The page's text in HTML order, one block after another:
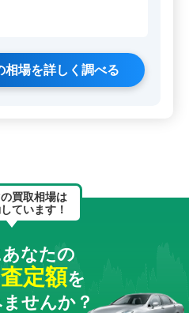
相場を詳しく調べる
買取相場は
ています！
なたの
査定額を
せんか？